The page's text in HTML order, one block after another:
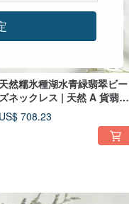
天然糯氷種湖水青緑翡翠ビー
ズネックレス | 天然 A 貨翡翠
ネックレス
US$ 708.23